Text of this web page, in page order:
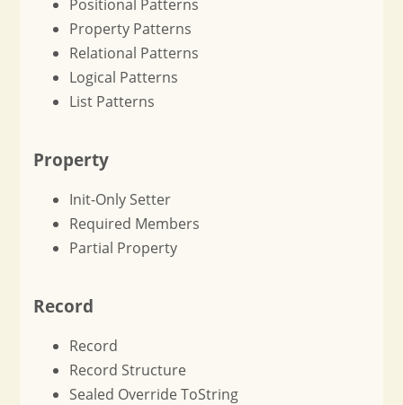
Positional Patterns
Property Patterns
Relational Patterns
Logical Patterns
List Patterns
Property
Init-Only Setter
Required Members
Partial Property
Record
Record
Record Structure
Sealed Override ToString